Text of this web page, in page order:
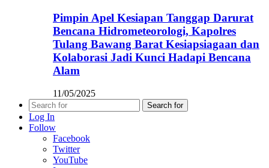
Pimpin Apel Kesiapan Tanggap Darurat
Bencana Hidrometeorologi, Kapolres
Tulang Bawang Barat Kesiapsiagaan dan
Kolaborasi Jadi Kunci Hadapi Bencana
Alam
11/05/2025
Search for
Log In
Follow
Facebook
Twitter
YouTube